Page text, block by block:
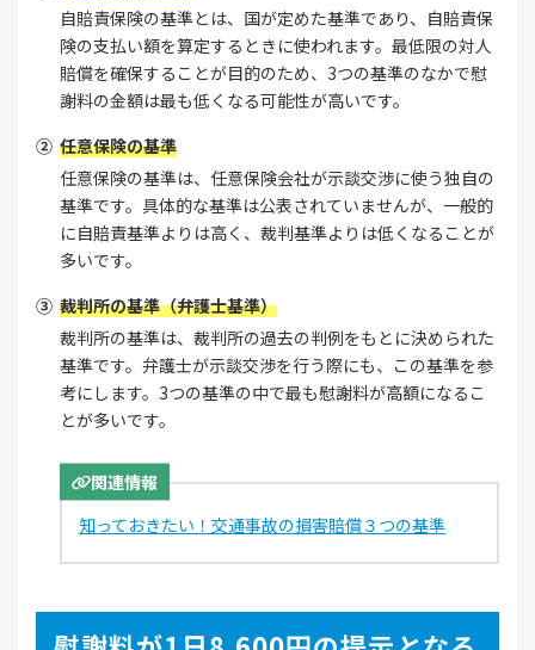
自賠責保険の基準とは、国が定めた基準であり、自賠責保
険の支払い額を算定するときに使われます。最低限の対人
賠償を確保することが目的のため、3つの基準のなかで慰
謝料の金額は最も低くなる可能性が高いです。
任意保険の基準
任意保険の基準は、任意保険会社が示談交渉に使う独自の
基準です。具体的な基準は公表されていませんが、一般的
に自賠責基準よりは高く、裁判基準よりは低くなることが
多いです。
裁判所の基準（弁護士基準）
裁判所の基準は、裁判所の過去の判例をもとに決められた
基準です。弁護士が示談交渉を行う際にも、この基準を参
考にします。3つの基準の中で最も慰謝料が高額になるこ
とが多いです。
関連情報
知っておきたい！交通事故の損害賠償３つの基準